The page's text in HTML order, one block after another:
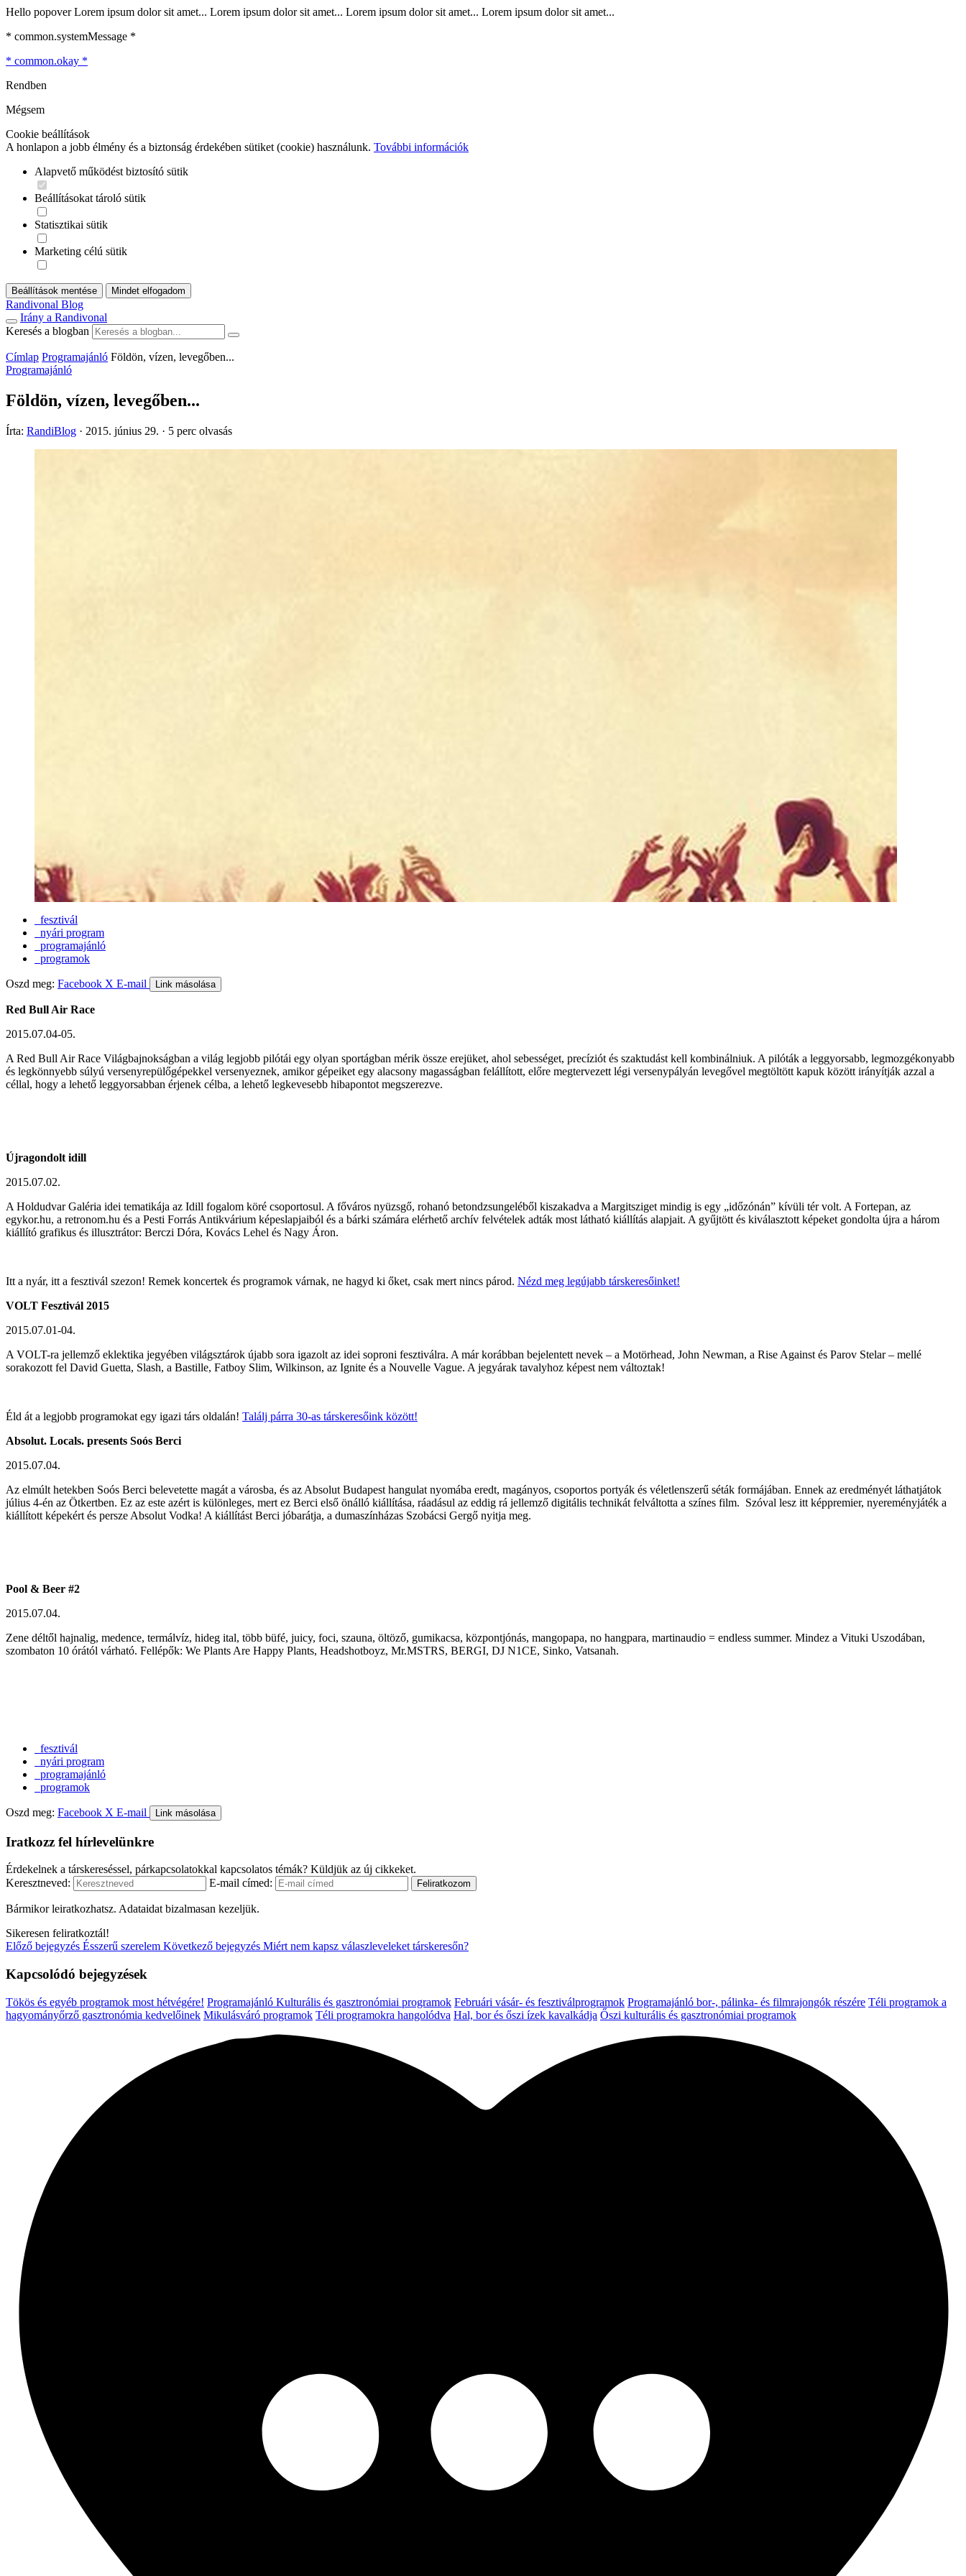
Hello popover Lorem ipsum dolor sit amet... Lorem ipsum dolor sit amet... Lorem ipsum dolor sit amet... Lorem ipsum dolor sit amet...
* common.systemMessage *
* common.okay *
Rendben
Mégsem
Cookie beállítások
A honlapon a jobb élmény és a biztonság érdekében sütiket (cookie) használunk. További információk
Alapvető működést biztosító sütik
Beállításokat tároló sütik
Statisztikai sütik
Marketing célú sütik
Beállítások mentése Mindet elfogadom
Randivonal Blog
Irány a Randivonal
Keresés a blogban
Címlap Programajánló Földön, vízen, levegőben...
Programajánló
Földön, vízen, levegőben...
Írta: RandiBlog · 2015. június 29. · 5 perc olvasás
fesztivál
nyári program
programajánló
programok
Oszd meg: Facebook X E-mail Link másolása
Red Bull Air Race
2015.07.04-05.
A Red Bull Air Race Világbajnokságban a világ legjobb pilótái egy olyan sportágban mérik össze erejüket, ahol sebességet, precíziót és szaktudást kell kombinálniuk. A pilóták a leggyorsabb, legmozgékonyabb
és legkönnyebb súlyú versenyrepülőgépekkel versenyeznek, amikor gépeiket egy alacsony magasságban felállított, előre megtervezett légi versenypályán levegővel megtöltött kapuk között irányítják azzal a
céllal, hogy a lehető leggyorsabban érjenek célba, a lehető legkevesebb hibapontot megszerezve.
Újragondolt idill
2015.07.02.
A Holdudvar Galéria idei tematikája az Idill fogalom köré csoportosul. A főváros nyüzsgő, rohanó betondzsungeléből kiszakadva a Margitsziget mindig is egy „időzónán” kívüli tér volt. A Fortepan, az
egykor.hu, a retronom.hu és a Pesti Forrás Antikvárium képeslapjaiból és a bárki számára elérhető archív felvételek adták most látható kiállítás alapjait. A gyűjtött és kiválasztott képeket gondolta újra a három
kiállító grafikus és illusztrátor: Berczi Dóra, Kovács Lehel és Nagy Áron.
Itt a nyár, itt a fesztivál szezon! Remek koncertek és programok várnak, ne hagyd ki őket, csak mert nincs párod. Nézd meg legújabb társkeresőinket!
VOLT Fesztivál 2015
2015.07.01-04.
A VOLT-ra jellemző eklektika jegyében világsztárok újabb sora igazolt az idei soproni fesztiválra. A már korábban bejelentett nevek – a Motörhead, John Newman, a Rise Against és Parov Stelar – mellé
sorakozott fel David Guetta, Slash, a Bastille, Fatboy Slim, Wilkinson, az Ignite és a Nouvelle Vague. A jegyárak tavalyhoz képest nem változtak!
Éld át a legjobb programokat egy igazi társ oldalán! Találj párra 30-as társkeresőink között!
Absolut. Locals. presents Soós Berci
2015.07.04.
Az elmúlt hetekben Soós Berci belevetette magát a városba, és az Absolut Budapest hangulat nyomába eredt, magányos, csoportos portyák és véletlenszerű séták formájában. Ennek az eredményét láthatjátok
július 4-én az Ötkertben. Ez az este azért is különleges, mert ez Berci első önálló kiállítása, ráadásul az eddig rá jellemző digitális technikát felváltotta a színes film. Szóval lesz itt képpremier, nyereményjáték a
kiállított képekért és persze Absolut Vodka! A kiállítást Berci jóbarátja, a dumaszínházas Szobácsi Gergő nyitja meg.
Pool & Beer #2
2015.07.04.
Zene déltől hajnalig, medence, termálvíz, hideg ital, több büfé, juicy, foci, szauna, öltöző, gumikacsa, központjónás, mangopapa, no hangpara, martinaudio = endless summer. Mindez a Vituki Uszodában,
szombaton 10 órától várható. Fellépők: We Plants Are Happy Plants, Headshotboyz, Mr.MSTRS, BERGI, DJ N1CE, Sinko, Vatsanah.
fesztivál
nyári program
programajánló
programok
Oszd meg: Facebook X E-mail Link másolása
Iratkozz fel hírlevelünkre
Érdekelnek a társkereséssel, párkapcsolatokkal kapcsolatos témák? Küldjük az új cikkeket.
Keresztneved:
E-mail címed:
Bármikor leiratkozhatsz. Adataidat bizalmasan kezeljük.
Sikeresen feliratkoztál!
Előző bejegyzés Ésszerű szerelem Következő bejegyzés Miért nem kapsz válaszleveleket társkeresőn?
Kapcsolódó bejegyzések
Tökös és egyéb programok most hétvégére! Programajánló Kulturális és gasztronómiai programok Februári vásár- és fesztiválprogramok Programajánló bor-, pálinka- és filmrajongók részére Téli programok a
hagyományőrző gasztronómia kedvelőinek Mikulásváró programok Téli programokra hangolódva Hal, bor és őszi ízek kavalkádja Őszi kulturális és gasztronómiai programok